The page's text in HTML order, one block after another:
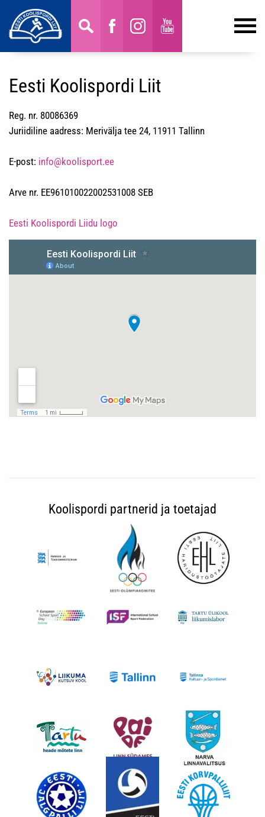
Eesti Koolispordi Liit
Reg. nr. 80086369
Juriidiline aadress: Merivälja tee 24, 11911 Tallinn
E-post: info@koolisport.ee
Arve nr. EE961010022002531008 SEB
Eesti Koolispordi Liidu logo
Koolispordi partnerid ja toetajad